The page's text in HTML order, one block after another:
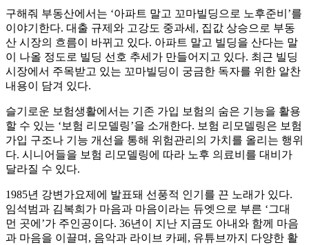
구해줘 부동산에서는 ‘아파트 말고 꼬마빌딩으로 노후준비’를
이야기한다. 대출 규제와 고강도 중과세, 집값 상승으로 부동
산 시장의 흐름이 바뀌고 있다. 아파트 말고 빌딩을 산다는 말
이 나올 정도로 빌딩 선호 추세가 만들어지고 있다. 최근 빌딩
시장에서 주목받고 있는 꼬마빌딩이 궁금한 독자를 위한 알찬
내용이 담겨 있다.
슬기로운 보험생활에서는 기존 가입 보험의 숨은 기능을 활용
할 수 있는 ‘보험 리모델링’을 소개한다. 보험 리모델링은 보험
가입 구조나 기능 개선을 통해 위험관리의 가치를 올리는 행위
다. 시니어들을 보험 리모델링에 따라 노후 의료비를 대비가
달라질 수 있다.
1985년 강변가요제에 발표돼 선풍적 인기를 끈 노래가 있다.
임석범과 김복희가 마음과 마음이라는 듀엣으로 부른 ‘그대
먼 곳에’가 주인공이다. 36년이 지난 지금도 아내와 함께 마음
과 마음을 이끌며, 음악과 라이브 카페, 유튜브까지 다양한 활